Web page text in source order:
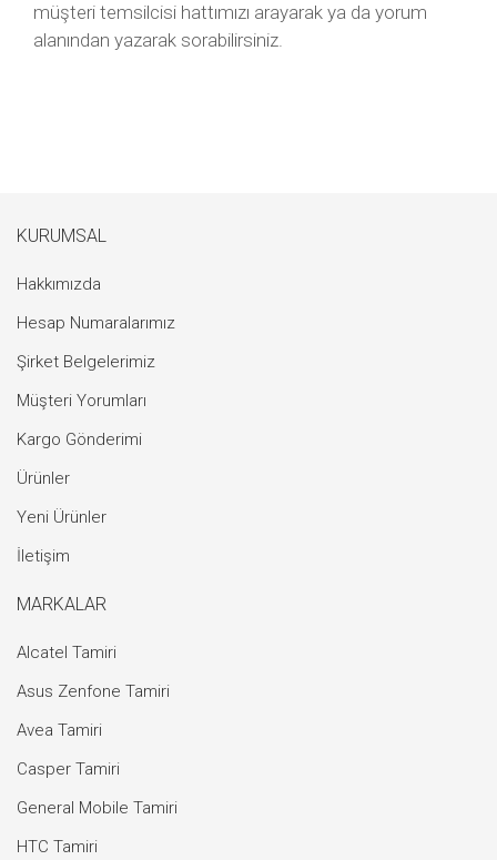
müşteri temsilcisi hattımızı arayarak ya da yorum
alanından yazarak sorabilirsiniz.
KURUMSAL
Hakkımızda
Hesap Numaralarımız
Şirket Belgelerimiz
Müşteri Yorumları
Kargo Gönderimi
Ürünler
Yeni Ürünler
İletişim
MARKALAR
Alcatel Tamiri
Asus Zenfone Tamiri
Avea Tamiri
Casper Tamiri
General Mobile Tamiri
HTC Tamiri